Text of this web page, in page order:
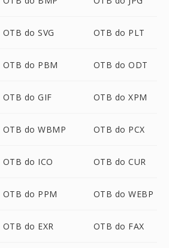
OTB do SVG OTB do PLT
OTB do PBM OTB do ODT
OTB do GIF OTB do XPM
OTB do WBMP OTB do PCX
OTB do ICO OTB do CUR
OTB do PPM OTB do WEBP
OTB do EXR OTB do FAX